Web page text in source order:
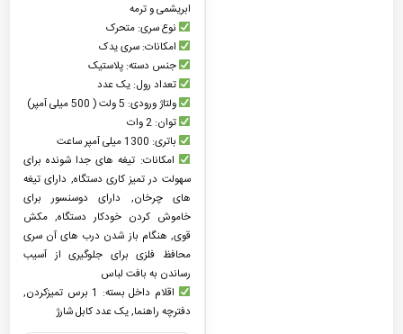
ابریشمی و ترمه
نوع سری: متحرک
امکانات: سری یدک
جنس دسته: پلاستیک
تعداد رول: یک عدد
ولتاژ ورودی: 5 ولت ( 500 میلی آمپر)
توان: 2 وات
باتری: 1300 میلی آمپر ساعت
امکانات: تیغه های جدا شونده برای
سهولت در تمیز کاری دستگاه, دارای تیغه
های چرخان, دارای دوسنسور برای
خاموش کردن خودکار دستگاه, مکش
قوی, هنگام باز شدن درب های آن سری
محافظ فلزی برای جلوگیری از آسیب
رساندن به بافت لباس
اقلام داخل بسته: 1 برس تمیزکردن,
دفترچه راهنما, یک عدد کابل شارژ